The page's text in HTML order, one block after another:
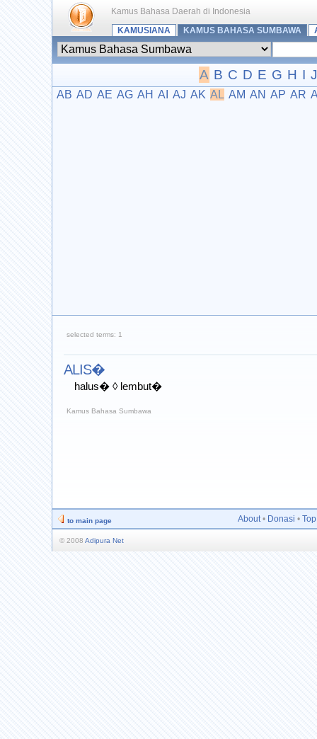
Kamus Bahasa Daerah di Indonesia
KAMUSIANA
KAMUS BAHASA SUMBAWA
A B C D E G H I J
AB AD AE AG AH AI AJ AK AL AM AN AP AR
selected terms: 1
ALIS�
halus� ◊ lembut�
Kamus Bahasa Sumbawa
to main page About • Donasi •
© 2008 Adipura Net